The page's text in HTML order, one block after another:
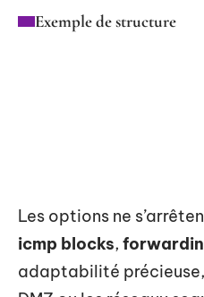
Exemple de structure
Les options ne
icmp blocks,
adaptabilité